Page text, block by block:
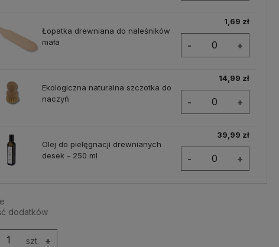
Łopatka drewniana do naleśników
mała
1,69 zł
- +
Ekologiczna naturalna szczotka do
naczyń
14,99 zł
- +
Olej do pielęgnacji drewnianych
desek - 250 ml
39,99 zł
- +
dodatków
szt. +